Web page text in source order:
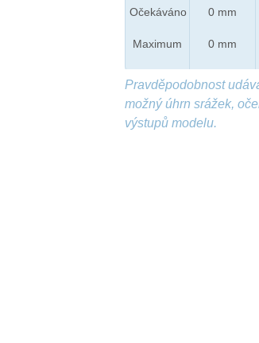
Očekáváno
Maximum
0 mm
0 mm
Pravděpodobnost
možný úhrn srážek,
výstupů modelu.